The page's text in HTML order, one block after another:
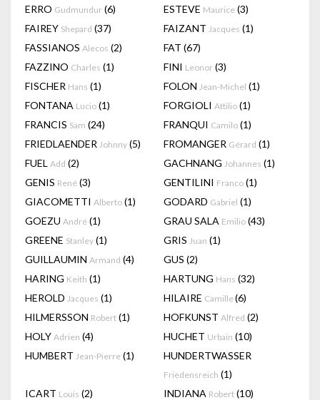
ERRO Gudmundur (6) ESTEVE Maurice (3)
FAIREY Shepard (37) FAIZANT Jacques (1)
FASSIANOS Alecos (2) FAT (67)
FAZZINO Charles (1) FINI Leonor (3)
FISCHER Hans (1) FOLON Jean-Michel (1)
FONTANA Lucio (1) FORGIOLI Attilio (1)
FRANCIS Sam (24) FRANQUI Camilo (1)
FRIEDLAENDER Johnny (5) FROMANGER Gérard (1)
FUEL Add (2) GACHNANG Johannes (1)
GENIS René (3) GENTILINI Franco (1)
GIACOMETTI Alberto (1) GODARD Gabriel (1)
GOEZU André (1) GRAU SALA Emilio (43)
GREENE Stanley (1) GRIS Juan (1)
GUILLAUMIN Armand (4) GUS (2)
HARING Keith (1) HARTUNG Hans (32)
HEROLD Jacques (1) HILAIRE Camille(6)
HILMERSSON Robert (1) HOFKUNST Alfred (2)
HOLY Adrien (4) HUCHET Urbain (10)
HUMBERT Jean-Pierre (1) HUNDERTWASSER
Friedensreich (1)
ICART Louis (2) INDIANA Robert (10)